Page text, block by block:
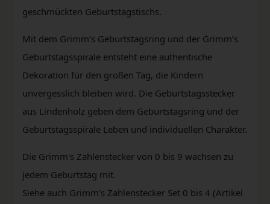
geschmückten Geburtstagstischs.
Mit dem Grimm’s Geburtstagsring und der Grimm’s
Geburtstagsspirale entsteht eine authentische
Dekoration für den großen Tag, die Kindern
unvergesslich bleiben wird. Die Geburtstagsstecker
aus Lindenholz geben dem Geburtstagsring und der
Geburtstagsspirale Leben und individuellen Charakter.
Die Grimm's Zahlenstecker von 0 bis 9 wachsen zu
jedem Geburtstag mit.
Siehe auch Grimm's Zahlenstecker Set 0 bis 4 (Artikel